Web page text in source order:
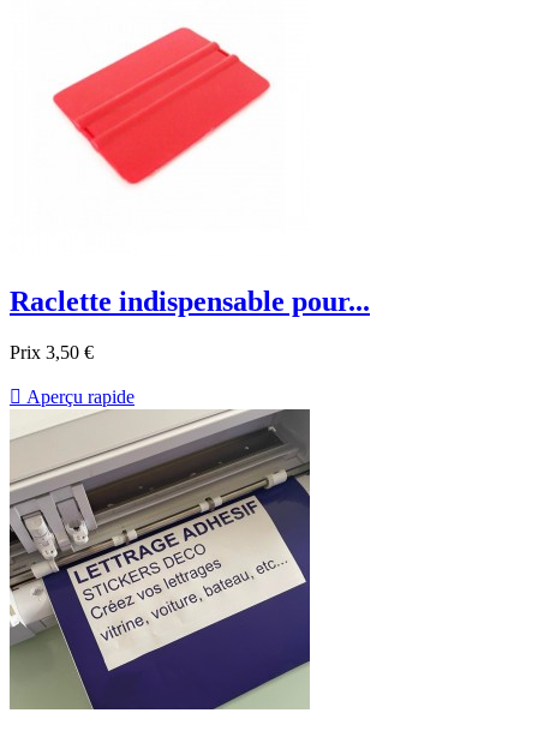
Raclette indispensable pour...
Prix 3,50 €
 Aperçu rapide